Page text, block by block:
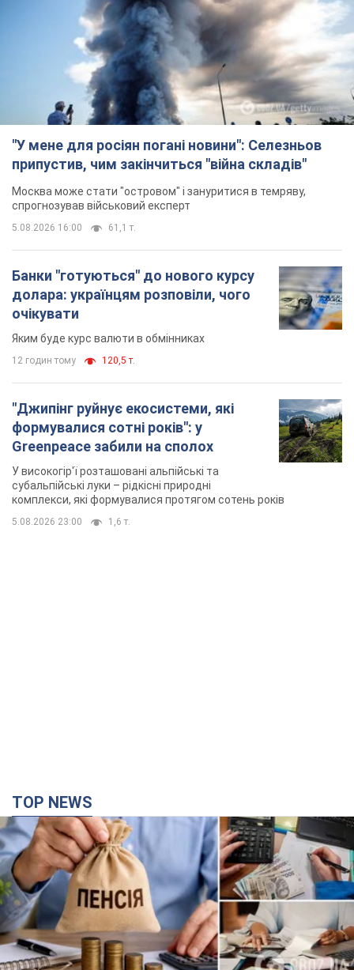
"У мене для росіян погані новини": Селезньов
припустив, чим закінчиться "війна складів"
Москва може стати "островом" і зануритися в темряву,
спрогнозував військовий експерт
5.08.2026 16:00 61,1 т.
Банки "готуються" до нового курсу
долара: українцям розповіли, чого
очікувати
Яким буде курс валюти в обмінниках
12 годин тому 120,5 т.
"Джипінг руйнує екосистеми, які
формувалися сотні років": у
Greenpeace забили на сполох
У високогір'ї розташовані альпійські та
субальпійські луки – рідкісні природні
комплекси, які формувалися протягом сотень років
5.08.2026 23:00 1,6 т.
TOP NEWS